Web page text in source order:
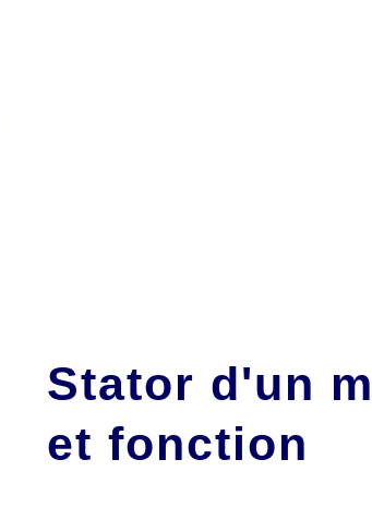
Stator d'un
et fonction